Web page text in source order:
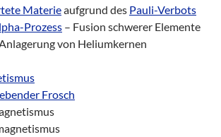
Materieaufgrund des Pauli-Verbots
Prozess – Fusion schwerer Elemente
von Heliumkernen
Frosch